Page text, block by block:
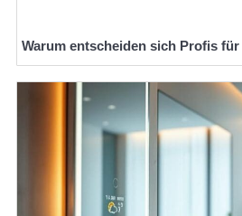
Warum entscheiden sich Profis